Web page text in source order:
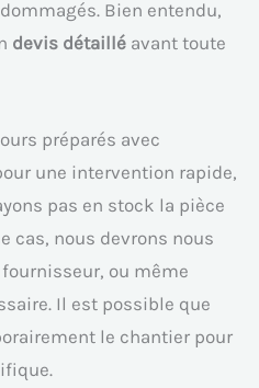
Bien entendu,
devis détaillé avant toute
préparés avec
une intervention rapide,
pas en stock la pièce
cas, nous devrons nous
ou même
Il est possible que
le chantier pour